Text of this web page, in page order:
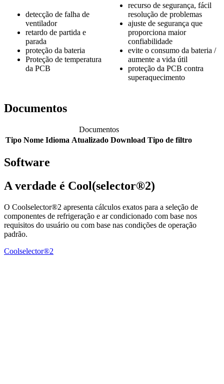
detecção de falha de
ventilador
retardo de partida e
parada
proteção da bateria
Proteção de temperatura
da PCB
recurso de segurança, fácil
resolução de problemas
ajuste de segurança que
proporciona maior
confiabilidade
evite o consumo da bateria /
aumente a vida útil
proteção da PCB contra
superaquecimento
Documentos
Documentos
Tipo Nome Idioma Atualizado Download Tipo de filtro
Software
A verdade é Cool(selector®2)
O Coolselector®2 apresenta cálculos exatos para a seleção de
componentes de refrigeração e ar condicionado com base nos
requisitos do usuário ou com base nas condições de operação
padrão.
Coolselector®2